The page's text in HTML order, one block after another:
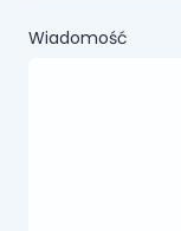
Wiadomość